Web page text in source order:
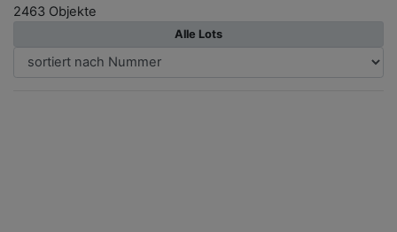
2463 Objekte
Alle Lots